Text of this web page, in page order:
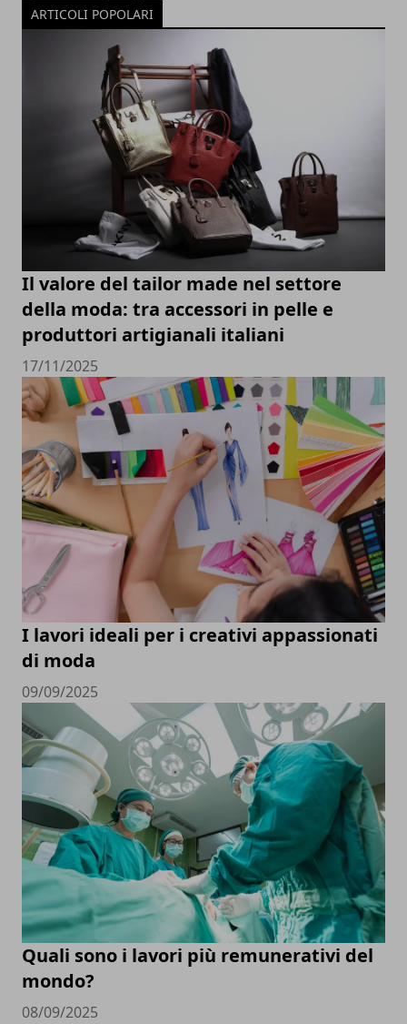
ARTICOLI POPOLARI
Il valore del tailor made nel settore
della moda: tra accessori in pelle e
produttori artigianali italiani
17/11/2025
I lavori ideali per i creativi appassionati
di moda
09/09/2025
Quali sono i lavori più remunerativi del
mondo?
08/09/2025